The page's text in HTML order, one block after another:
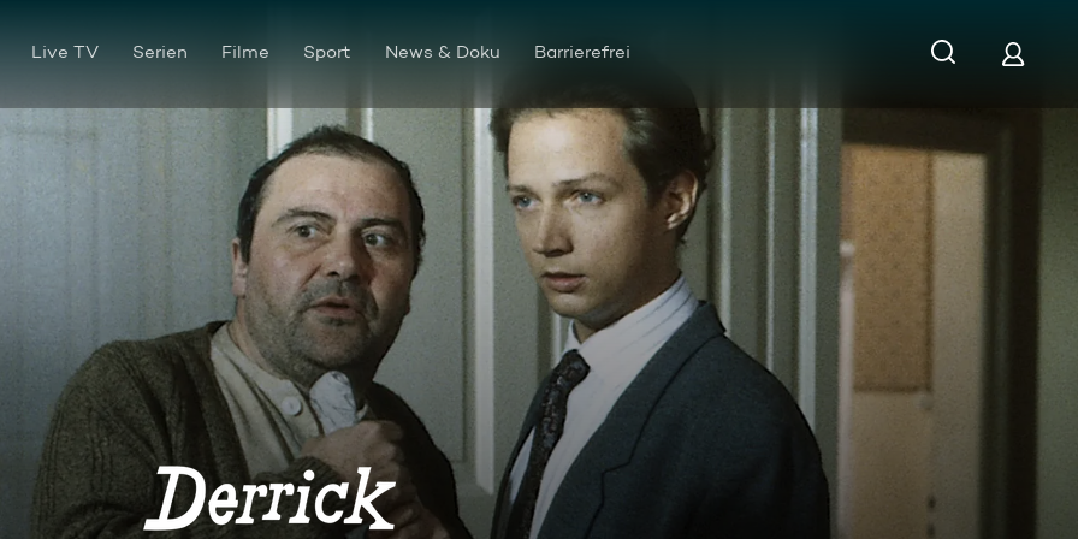
Live TV Serien Filme Sport News & Doku Barrierefrei
Die Stimme